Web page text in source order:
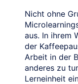
Nicht ohne
aus. In ihrem
der
Arbeit in der
anderes zu
Lerneinheit